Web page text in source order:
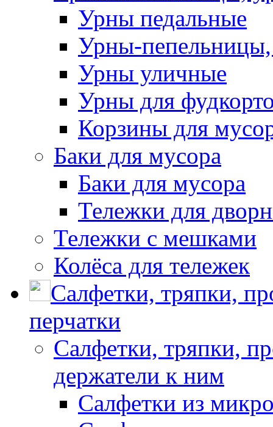
Урны педальные
Урны-
Урны уличные
Урны для
Корзины для
Баки для мусора
Баки для мусора
Тележки для
Тележки с мешками
Колёса для тележек
Салфетки, тряпки,
перчатки
Салфетки, тряпки,
держатели к ним
Салфетки из